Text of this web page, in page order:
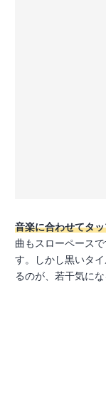
音楽に合わせてタ
曲もスローペース
す。しかし黒いタ
るのが、若干気にな